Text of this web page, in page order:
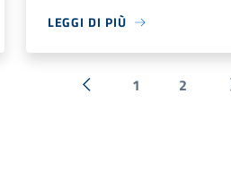
LEGGI DI PIÙ
« Precedente
1 2